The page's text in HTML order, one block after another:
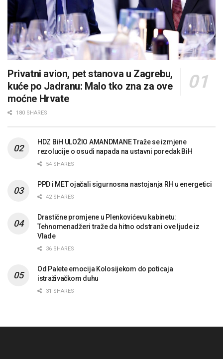
Privatni avion, pet stanova u Zagrebu,
kuće po Jadranu: Malo tko zna za ove
moćne Hrvate
180 SHARES
HDZ BiH ULOŽIO AMANDMANE Traže se izmjene
rezolucije o osudi napada na ustavni poredak BiH
54 SHARES
PPD i MET ojačali sigurnosna nastojanja RH u energetici
42 SHARES
Drastične promjene u Plenkovićevu kabinetu:
Tehnomenadžeri traže da hitno odstrani ove ljude iz
Vlade
36 SHARES
Od Palete emocija Kolosijekom do poticaja
istraživačkom duhu
31 SHARES